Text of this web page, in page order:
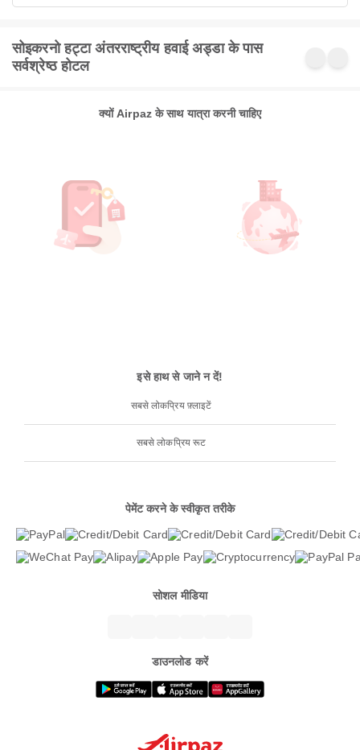
सोइकरनो हट्टा अंतरराष्ट्रीय हवाई अड्डा के पास
सर्वश्रेष्ठ होटल
क्यों Airpaz के साथ यात्रा करनी चाहिए
इसे हाथ से जाने न दें!
सबसे लोकप्रिय फ़्लाइटें
सबसे लोकप्रिय रूट
पेमेंट करने के स्वीकृत तरीके
सोशल मीडिया
डाउनलोड करें